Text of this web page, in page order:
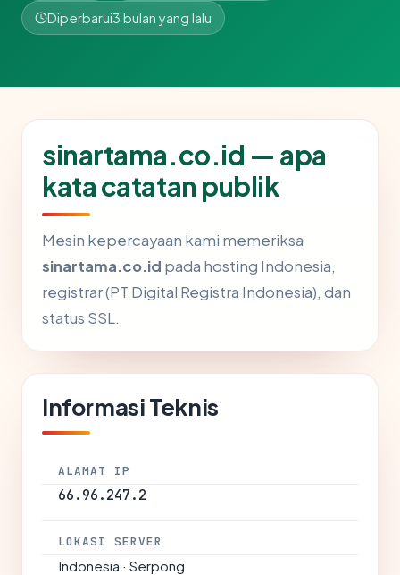
Diperbarui3 bulan yang lalu
sinartama.co.id — apa
kata catatan publik
Mesin kepercayaan kami memeriksa
sinartama.co.id pada hosting Indonesia,
registrar (PT Digital Registra Indonesia), dan
status SSL.
Informasi Teknis
ALAMAT IP
66.96.247.2
LOKASI SERVER
Indonesia · Serpong